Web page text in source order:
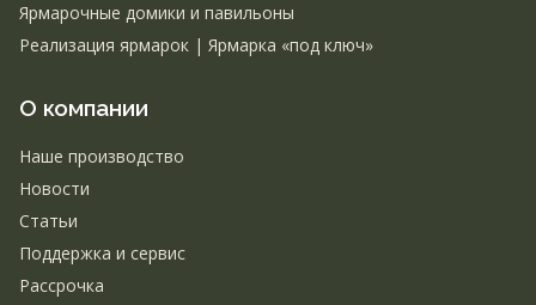
Ярмарочные домики и павильоны
Реализация ярмарок | Ярмарка «под ключ»
О компании
Наше производство
Новости
Статьи
Поддержка и сервис
Рассрочка